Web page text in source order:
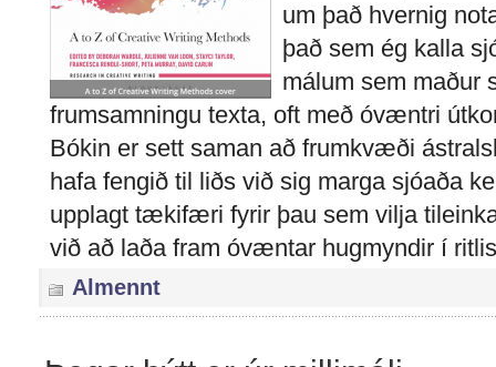
um það hvernig
það sem ég kalla
málum sem maður
frumsamningu texta, oft með óvæntri
Bókin er sett saman að frumkvæði
hafa fengið til liðs við sig marga sjóaða
upplagt tækifæri fyrir þau sem vilja
við að laða fram óvæntar hugmyndir í
Almennt